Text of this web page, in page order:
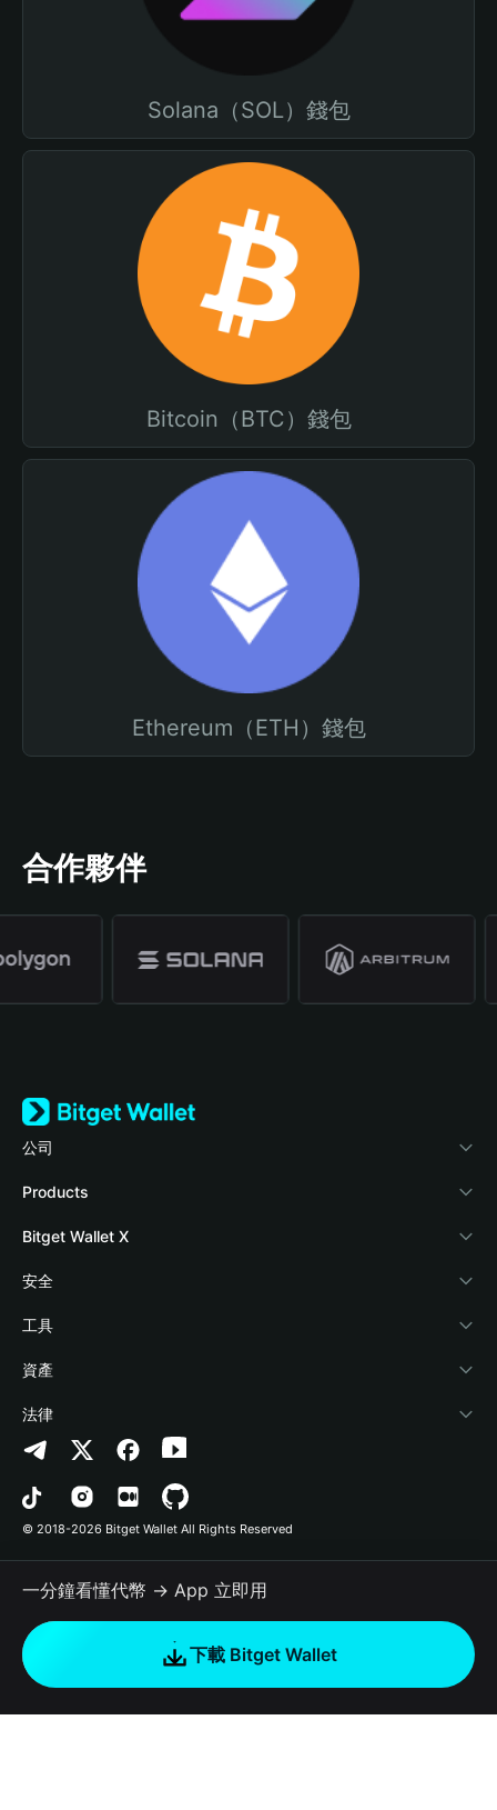
Solana（SOL）錢包
Bitcoin（BTC）錢包
Ethereum（ETH）錢包
合作夥伴
公司
關於 Bitget Wallet
部落格
學院
加密資訊
幫助中心
‌聯繫我們
品牌資源
工作機會
Products
Crypto Card
Stablecoin Earn
Payfi Crypto
Crypto Swap API
Altcoin Season Index
Prediction Markets
DApp
RWA
如何購買加密貨幣
Bitget Wallet X
開發者文件
連接錢包
Bitget Wallet Pay
合作上架
安全
風險保障基金
安全防護技術
工具
快捷買幣
授權檢測
合約檢測
批次轉帳
資產
Arbitrum
Avalanche
Bitcoin
Polygon
法律
隱私協議
用戶使用協議
© 2018-2026 Bitget Wallet All Rights Reserved
一分鐘看懂代幣 → App 立即用
下載 Bitget Wallet